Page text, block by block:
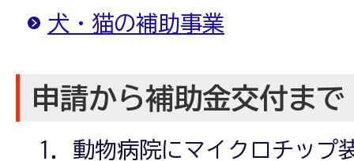
犬・猫の補助事業
申請から補助金交付まで
動物病院にマイクロチップ